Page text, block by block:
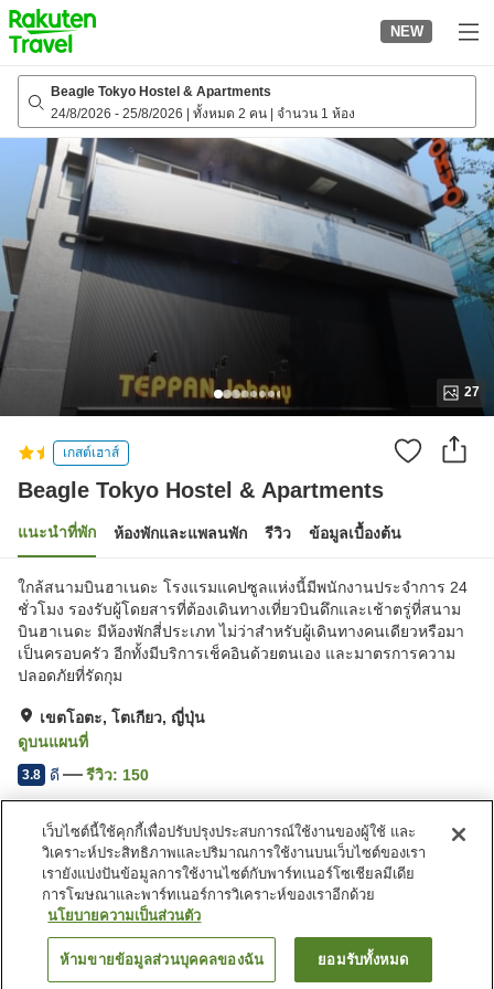
to
top
page
NEW
Beagle Tokyo Hostel & Apartments
24/8/2026 - 25/8/2026 ทั้งหมด 2 คน จำนวน 1 ห้อง
27
เกสต์เฮาส์
Beagle Tokyo Hostel & Apartments
แนะนำที่พัก ห้องพักและแพลนพัก รีวิว ข้อมูลเบื้องต้น
ใกล้สนามบินฮาเนดะ โรงแรมแคปซูลแห่งนี้มีพนักงานประจำการ 24
ชั่วโมง รองรับผู้โดยสารที่ต้องเดินทางเที่ยวบินดึกและเช้าตรู่ที่สนาม
บินฮาเนดะ มีห้องพักสี่ประเภท ไม่ว่าสำหรับผู้เดินทางคนเดียวหรือมา
เป็นครอบครัว อีกทั้งมีบริการเช็คอินด้วยตนเอง และมาตรการความ
ปลอดภัยที่รัดกุม
เขตโอตะ, โตเกียว, ญี่ปุ่น
ดูบนแผนที่
3.8 ดี รีวิว: 150
สิ่งอำนวยความสะดวกในที่พัก
Wi-Fi
เดินห้านาทีถึงสถานี
ร้านอาหาร
เลานจ์
หน้าแรก ญี่ปุ่น โตเกียว
เขตโอตะ
Beagle Tokyo Hostel & Apartmentsค้นหาห้องพัก
เว็บไซต์นี้ใช้คุกกี้เพื่อปรับปรุงประสบการณ์ใช้งานของผู้ใช้ และ
วิเคราะห์ประสิทธิภาพและปริมาณการใช้งานบนเว็บไซต์ของเรา
เรายังแบ่งปันข้อมูลการใช้งานไซต์กับพาร์ทเนอร์โซเชียลมีเดีย
การโฆษณาและพาร์ทเนอร์การวิเคราะห์ของเราอีกด้วย
นโยบายความเป็นส่วนตัว
ห้ามขายข้อมูลส่วนบุคคลของฉัน ยอมรับทั้งหมด